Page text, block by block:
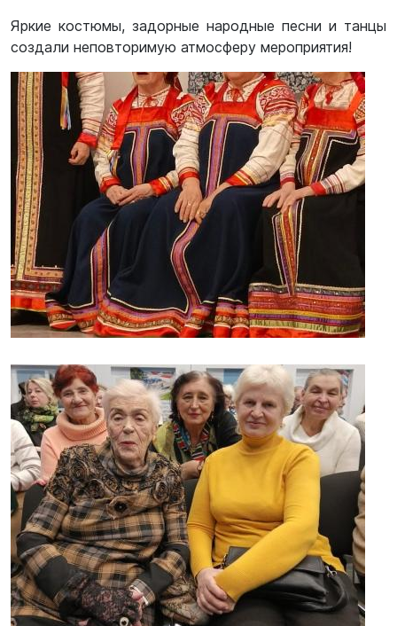
Яркие костюмы, задорные народные песни и танцы
создали неповторимую атмосферу мероприятия!